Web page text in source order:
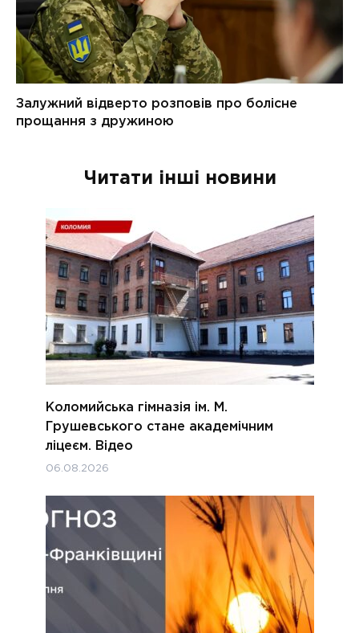
Читати інші новини
Коломийська гімназія ім. М.
Грушевського стане академічним
ліцеєм. Відео
06.08.2026